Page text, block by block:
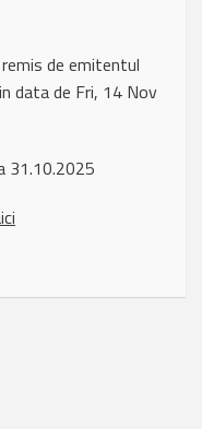
de emitentul
data de Fri, 14 Nov
31.10.2025